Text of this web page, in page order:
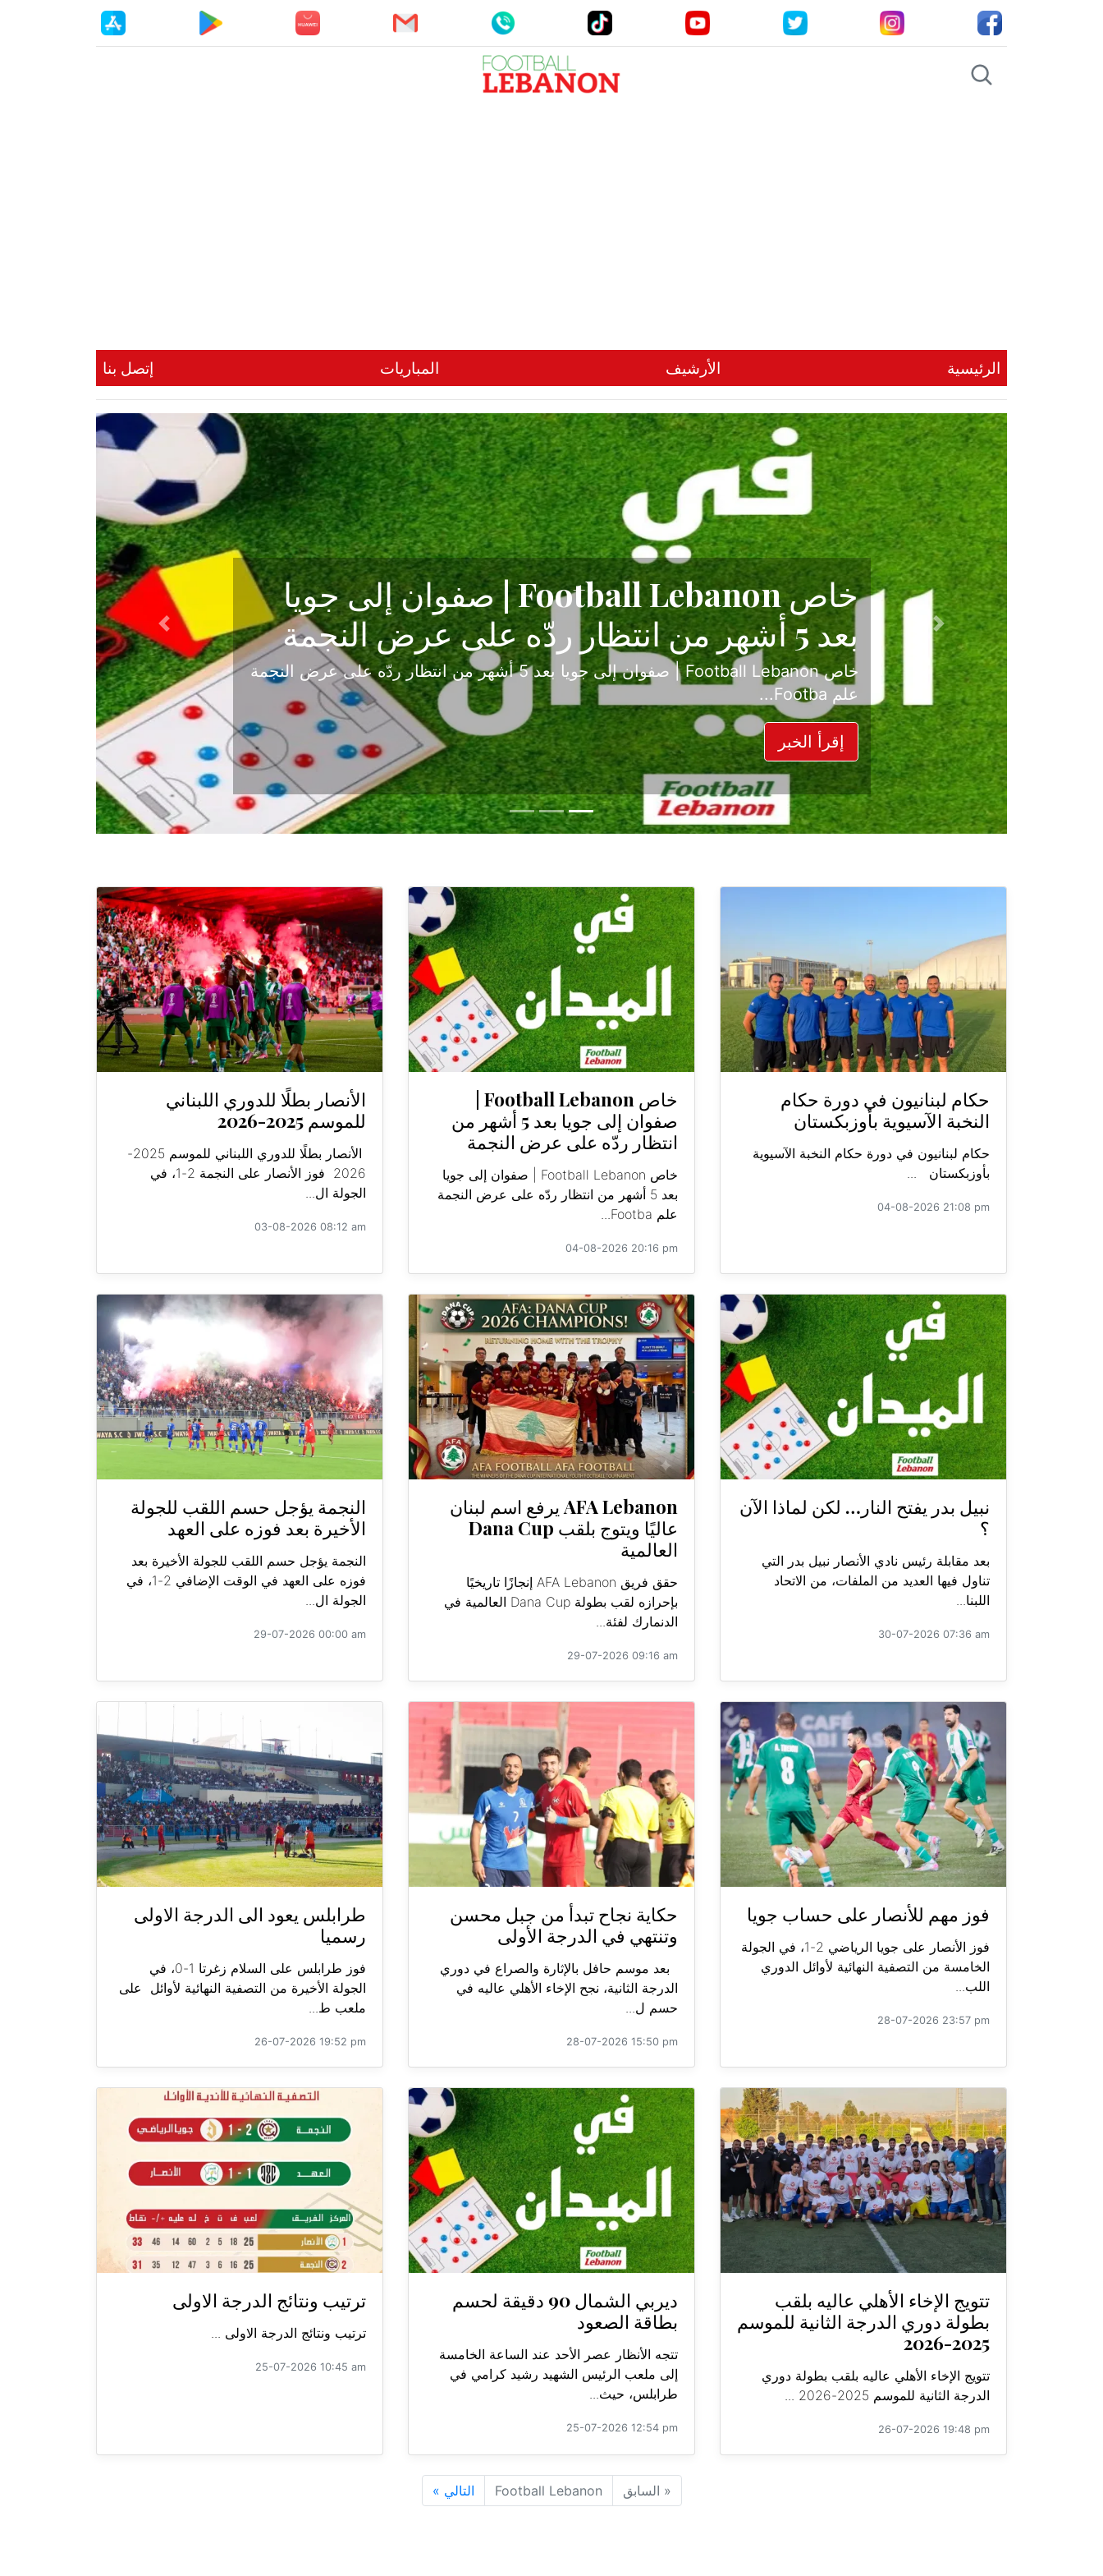
الرئيسية الأرشيف المباريات إتصل بنا
حكاية نجاح تبدأ من جبل محسن وتنتهي في
الدرجة الأولى
بعد موسم حافل بالإثارة والصراع في دوري الدرجة الثانية، نجح الإخاء الأهلي عاليه في
حسم ل...
إقرأ الخبر
Previous
Next
حكام لبنانيون في دورة حكام
النخبة الآسيوية بأوزبكستان
حكام لبنانيون في دورة حكام النخبة الآسيوية
بأوزبكستان ...
04-08-2026 21:08 pm
صفوان إلى جويا بعد 5 أشهر من
انتظار ردّه على عرض النجمة
خاص Football Lebanon | صفوان إلى جويا
بعد 5 أشهر من انتظار ردّه على عرض النجمة
علم Footba...
04-08-2026 20:16 pm
الأنصار بطلًا للدوري اللبناني
للموسم 2025-2026
الأنصار بطلًا للدوري اللبناني للموسم 2025-
2026 فوز الأنصار على النجمة 2-1، في
الجولة ال...
03-08-2026 08:12 am
نبيل بدر يفتح النار… لكن لماذا الآن
؟
بعد مقابلة رئيس نادي الأنصار نبيل بدر التي
تناول فيها العديد من الملفات، من الاتحاد
اللبنا...
30-07-2026 07:36 am
AFA Lebanon يرفع اسم لبنان
عاليًا ويتوج بلقب Dana Cup
العالمية
حقق فريق AFA Lebanon إنجازًا تاريخيًا
بإحرازه لقب بطولة Dana Cup العالمية في
الدنمارك لفئة...
29-07-2026 09:16 am
النجمة يؤجل حسم اللقب للجولة
الأخيرة بعد فوزه على العهد
النجمة يؤجل حسم اللقب للجولة الأخيرة بعد
فوزه على العهد في الوقت الإضافي 2-1، في
الجولة ال...
29-07-2026 00:00 am
فوز مهم للأنصار على حساب جويا
فوز الأنصار على جويا الرياضي 2-1، في الجولة
الخامسة من التصفية النهائية لأوائل الدوري
اللب...
28-07-2026 23:57 pm
حكاية نجاح تبدأ من جبل محسن
وتنتهي في الدرجة الأولى
بعد موسم حافل بالإثارة والصراع في دوري
الدرجة الثانية، نجح الإخاء الأهلي عاليه في
حسم ل...
28-07-2026 15:50 pm
طرابلس يعود الى الدرجة الاولى
رسميا
فوز طرابلس على السلام زغرتا 1-0، في
الجولة الأخيرة من التصفية النهائية لأوائل على
ملعب ط...
26-07-2026 19:52 pm
تتويج الإخاء الأهلي عاليه بلقب
بطولة دوري الدرجة الثانية للموسم
2025-2026
تتويج الإخاء الأهلي عاليه بلقب بطولة دوري
الدرجة الثانية للموسم 2025-2026 ...
26-07-2026 19:48 pm
ديربي الشمال 90 دقيقة لحسم
بطاقة الصعود
تتجه الأنظار عصر الأحد عند الساعة الخامسة
إلى ملعب الرئيس الشهيد رشيد كرامي في
طرابلس، حيث...
25-07-2026 12:54 pm
ترتيب ونتائج الدرجة الاولى
ترتيب ونتائج الدرجة الاولى ...
25-07-2026 10:45 am
« السابق Football Lebanon التالي »